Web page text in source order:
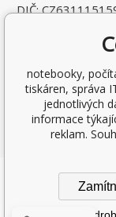
DIČ:
notebooky,
tiskáren, správa
jednotlivých
informace
reklam.